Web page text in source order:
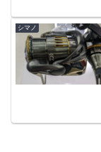
シマノ